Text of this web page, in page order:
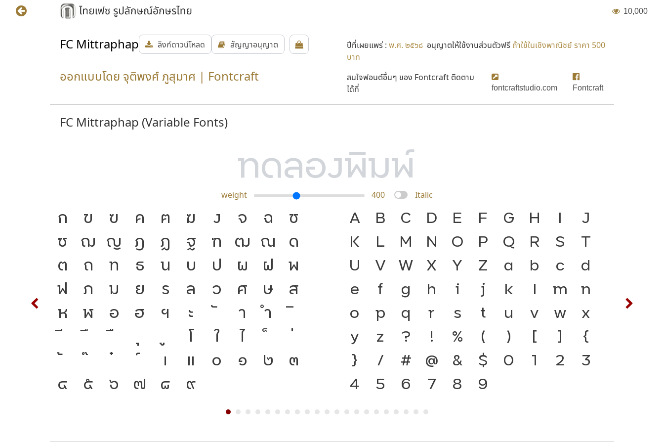
10,000
FC Mittraphap ลิงก์ดาวน์โหลด สัญญาอนุญาต ปีที่เผยแพร่ : พ.ศ. ๒๕๖๘ อนุญาตให้ใช้งานส่วนตัวฟรี ถ้าใช้ในเชิงพาณิชย์ ราคา 500
บาท
ออกแบบโดย จุติพงศ์ ภูสุมาศ | Fontcraft
สนใจฟอนต์อื่นๆ ของ Fontcraft ติดตาม
ได้ที่
fontcraftstudio.com Fontcraft
FC Mittraphap (Variable Fonts)
weight 400 Italic
ก ข ฃ ค ฅ ฆ ง จ ฉ
ช
ซ
ฌ ญ ฎ ฏ ฐ ฑ ฒ ณ
ด
ต
ถ ท ธ น บ ป ผ ฝ
พ
ฟ
ภ ม ย ร ล ว ศ ษ
ส
ห
ฬ อ ฮ ฯ ะ า
ำ
โ
ใ
ไ
เ
แ ๐ ๑ ๒
๓
๔
๕ ๖ ๗ ๘ ๙
A B C D E F G H I
J
K
L M N O P Q R S
T
U
V W X Y Z a b c
d
e
f g h i j k l m
n
o
p q r s t u v w
x
y
z ? ! % ( ) [ ]
{
}
/ # @ & $ 0 1 2
3
4
5 6 7 8 9
ภาษา คือ เครื่องมือสำคัญที่ทำให้ความ
เป็นชาติดำรงอยู่ได้ ภาษา คือ สะพานเชื่อม
ตัวตนของชนชาติ จากอดีตสู่ปัจจุบัน ตัว
พิมพ์ คือ เครื่องมือสำคัญที่ทำให้ภาษา
ดำรงอยู่ได้ แบบตัวพิมพ์ที่พัฒนาทัน
กระแสการเปลี่ยนแปลง คือ โครงสร้าง
แกร่งของสะพานที่เชื่อมตัวตนของชาติ
จากปัจจุบันสู่อนาคต
ห